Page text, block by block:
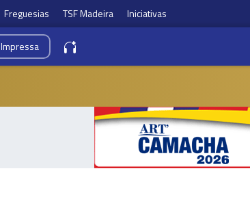
Freguesias TSF Madeira Iniciativas
Impressa